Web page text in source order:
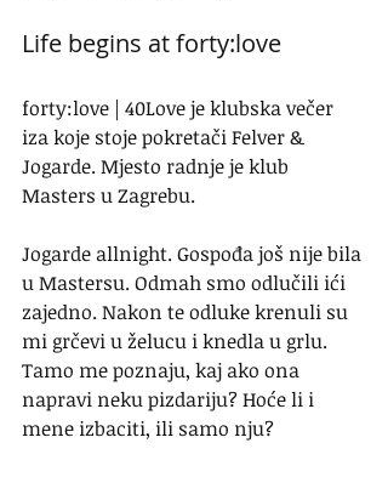
Life begins at forty:love
forty:love | 40Love je klubska večer
iza koje stoje pokretači Felver &
Jogarde. Mjesto radnje je klub
Masters u Zagrebu.
Jogarde allnight. Gospođa još nije bila
u Mastersu. Odmah smo odlučili ići
zajedno. Nakon te odluke krenuli su
mi grčevi u želucu i knedla u grlu.
Tamo me poznaju, kaj ako ona
napravi neku pizdariju? Hoće li i
mene izbaciti, ili samo nju?